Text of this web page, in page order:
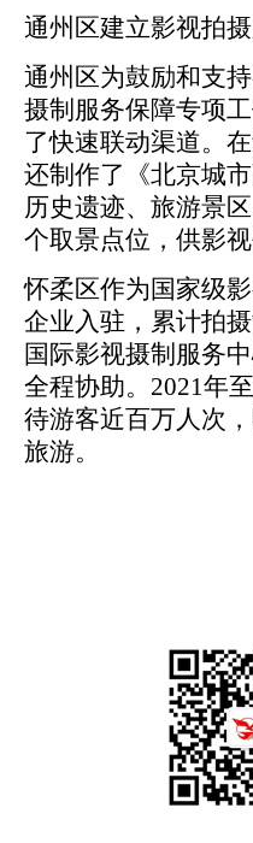
通州区建立影视拍
通州区为鼓励和支
摄制服务保障专项
了快速联动渠道。
还制作了《北京城
历史遗迹、旅游景
个取景点位，供影视
怀柔区作为国家级
企业入驻，累计拍
国际影视摄制服务
全程协助。2021年
待游客近百万人次
旅游。